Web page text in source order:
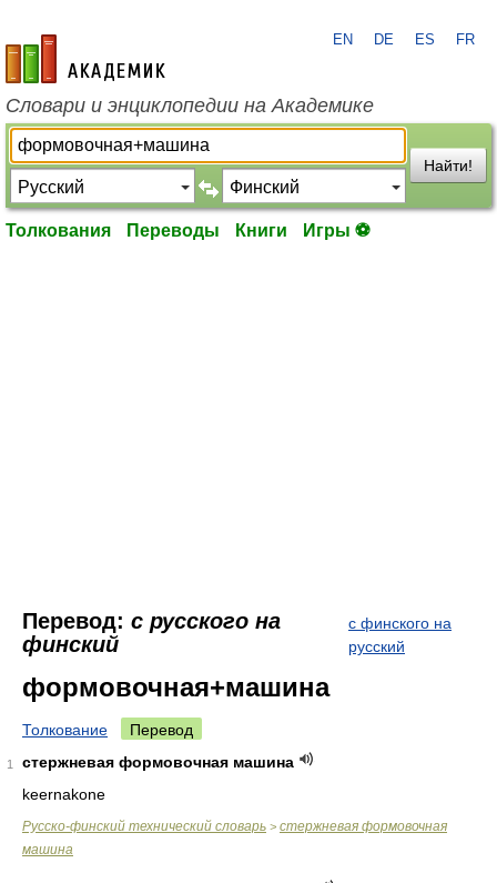
academic.ru
EN DE ES FR
Словари и энциклопедии на Академике
Найти!
Толкования Переводы Книги Игры ⚽
Перевод: с русского на
финский
с финского на
русский
формовочная+машина
Толкование Перевод
1
стержневая формовочная машина
keernakone
Русско-финский технический словарь > стержневая формовочная
машина